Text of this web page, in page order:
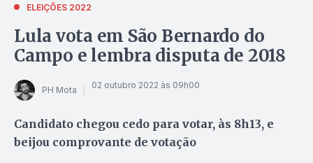
ELEIÇÕES 2022
Lula vota em São Bernardo do
Campo e lembra disputa de 2018
PH Mota 02 outubro 2022 às 09h00
Candidato chegou cedo para votar, às 8h13, e
beijou comprovante de votação